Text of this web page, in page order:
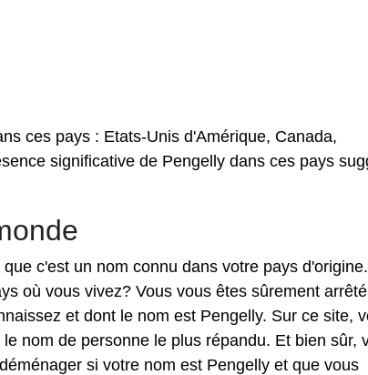
ces pays : Etats-Unis d'Amérique, Canada,
significative de Pengelly dans ces pays
c'est un nom connu dans votre pays
où vous vivez? Vous vous êtes sûrement
et dont le nom est Pengelly. Sur ce site,
nom de personne le plus répandu. Et bien sûr,
si votre nom est Pengelly et que vous